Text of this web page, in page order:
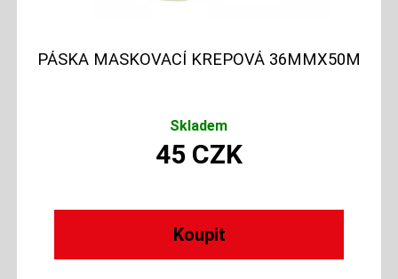
PÁSKA MASKOVACÍ KREPOVÁ 36MMX50M
Skladem
45 CZK